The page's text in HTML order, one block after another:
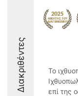
Διακριθέντες
Το
επί της